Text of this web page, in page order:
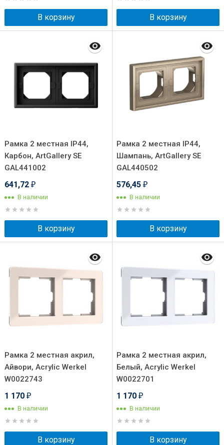
В корзину В корзину
Рамка 2 местная IP44,
Карбон, ArtGallery SE
GAL441002
641,72 ₽
В наличии
В корзину
Рамка 2 местная IP44,
Шампань, ArtGallery SE
GAL440502
576,45 ₽
В наличии
В корзину
Рамка 2 местная акрил,
Айвори, Acrylic Werkel
W0022743
1 170 ₽
В наличии
В корзину
Рамка 2 местная акрил,
Белый, Acrylic Werkel
W0022701
1 170 ₽
В наличии
В корзину